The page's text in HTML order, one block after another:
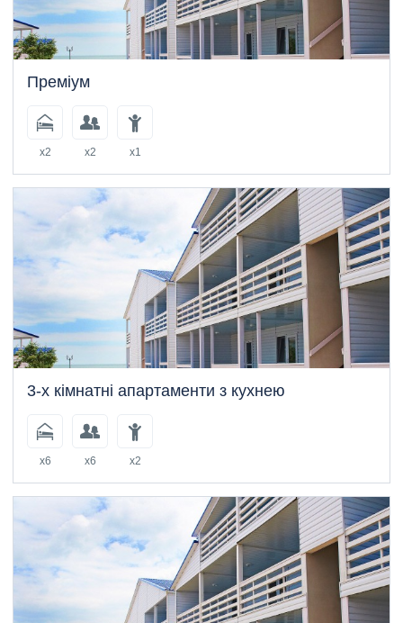
Преміум
x2 x2 x1
3-х кімнатні апартаменти з кухнею
x6 x6 x2